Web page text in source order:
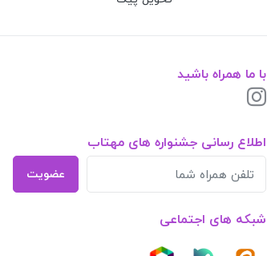
با ما همراه باشید
اطلاع رسانی جشنواره های مهتاب
عضویت
شبکه های اجتماعی